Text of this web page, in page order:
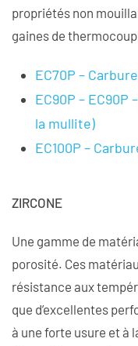
propriétés non
gaines de
EC70P –
EC90P –
la mullite)
EC100P –
ZIRCONE
Une gamme de
porosité. Ces
résistance aux
que d’excellentes
à une forte usure et à